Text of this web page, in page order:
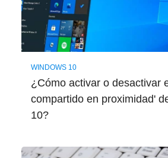
WINDOWS 10
¿Cómo activar o desactivar
compartido en proximidad'
10?